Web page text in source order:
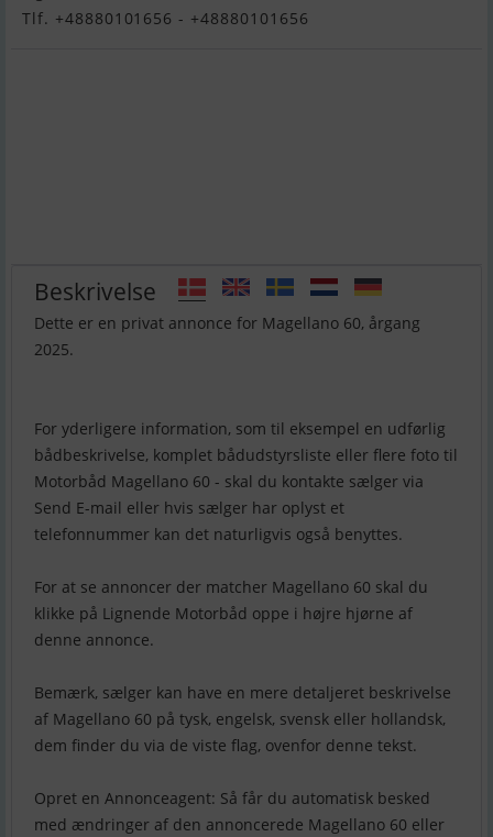
Tlf. +48880101656 - +48880101656
Beskrivelse
Dette er en privat annonce for Magellano 60, årgang
2025.
For yderligere information, som til eksempel en udførlig
bådbeskrivelse, komplet bådudstyrsliste eller flere foto til
Motorbåd Magellano 60 - skal du kontakte sælger via
Send E-mail eller hvis sælger har oplyst et
telefonnummer kan det naturligvis også benyttes.
For at se annoncer der matcher Magellano 60 skal du
klikke på Lignende Motorbåd oppe i højre hjørne af
denne annonce.
Bemærk, sælger kan have en mere detaljeret beskrivelse
af Magellano 60 på tysk, engelsk, svensk eller hollandsk,
dem finder du via de viste flag, ovenfor denne tekst.
Opret en Annonceagent: Så får du automatisk besked
med ændringer af den annoncerede Magellano 60 eller